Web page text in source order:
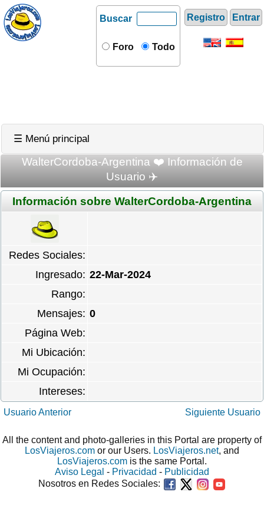
Registro Entrar
Buscar
Foro Todo
☰ Menú principal
WalterCordoba-Argentina ❤️ Información de
Usuario ✈️
Información sobre WalterCordoba-Argentina
Redes Sociales:
Ingresado: 22-Mar-2024
Rango:
Mensajes: 0
Página Web:
Mi Ubicación:
Mi Ocupación:
Intereses:
Usuario Anterior Siguiente Usuario
All the content and photo-galleries in this Portal are property of
LosViajeros.com or our Users. LosViajeros.net, and
LosViajeros.com is the same Portal.
Aviso Legal - Privacidad - Publicidad
Nosotros en Redes Sociales: